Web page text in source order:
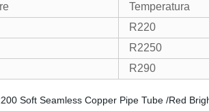
Temperatura
R220
R2250
R290